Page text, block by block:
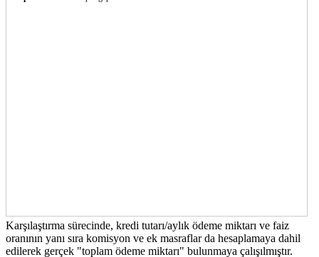
Karşılaştırma sürecinde, kredi tutarı/aylık ödeme miktarı ve faiz
oranının yanı sıra komisyon ve ek masraflar da hesaplamaya dahil
edilerek gerçek "toplam ödeme miktarı" bulunmaya çalışılmıştır.